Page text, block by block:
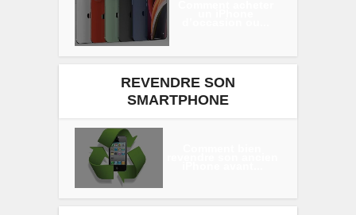
REVENDRE SON
SMARTPHONE